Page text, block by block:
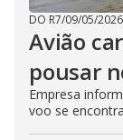
DO R7/09/05/2026
Avião
pousar
Empresa
voo se